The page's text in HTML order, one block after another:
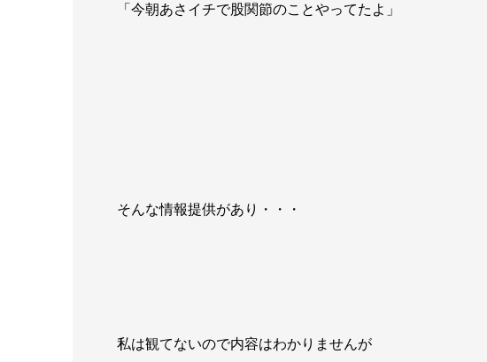
「今朝あさイチで股関節のことやってたよ」
そんな情報提供があり・・・
私は観てないので内容はわかりませんが